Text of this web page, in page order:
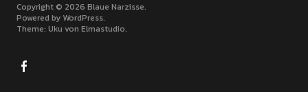
Copyright © 2026 Blaue Narzisse
Powered by WordPress
Theme: Uku von Elmastudio